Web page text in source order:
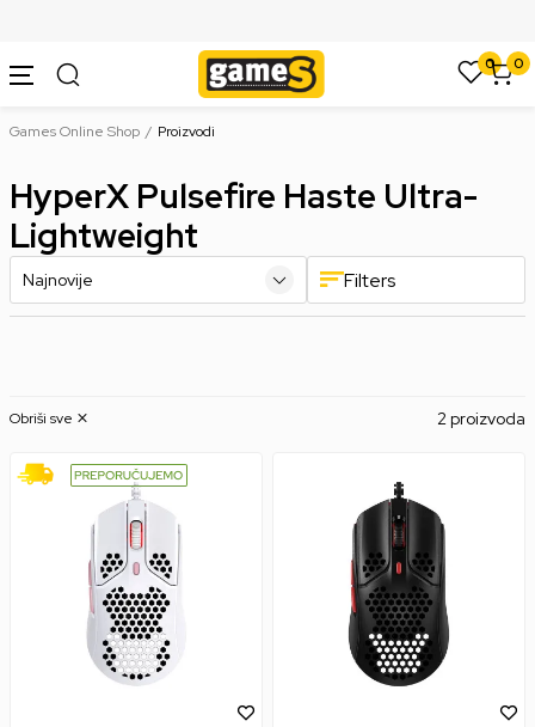
0 0
Games Online Shop Proizvodi
HyperX Pulsefire Haste Ultra-
Lightweight
Filters
2 proizvoda
Obriši sve